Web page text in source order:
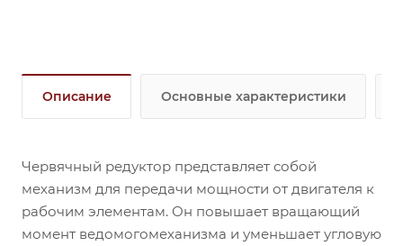
Описание Основные характеристики
Червячный редуктор представляет собой
механизм для передачи мощности от двигателя к
рабочим элементам. Он повышает вращающий
момент ведомогомеханизма и уменьшает угловую